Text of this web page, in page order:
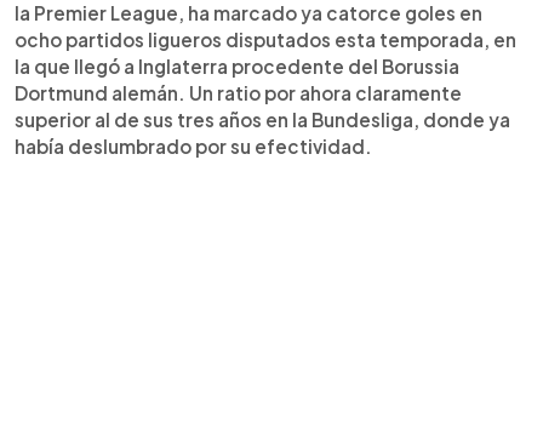
la Premier League, ha marcado ya catorce goles en
ocho partidos ligueros disputados esta temporada, en
la que llegó a Inglaterra procedente del Borussia
Dortmund alemán. Un ratio por ahora claramente
superior al de sus tres años en la Bundesliga, donde ya
había deslumbrado por su efectividad.